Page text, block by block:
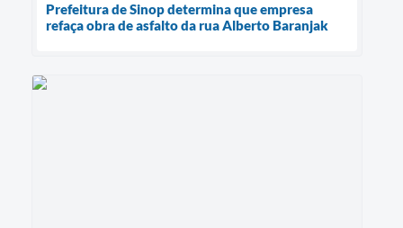
Prefeitura de Sinop determina que empresa
refaça obra de asfalto da rua Alberto Baranjak